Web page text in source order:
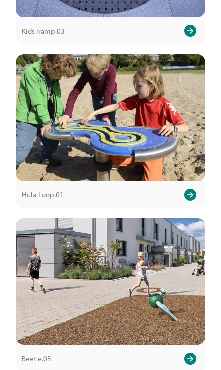
Kids Tramp.03
Hula-Loop.01
Beetle.03